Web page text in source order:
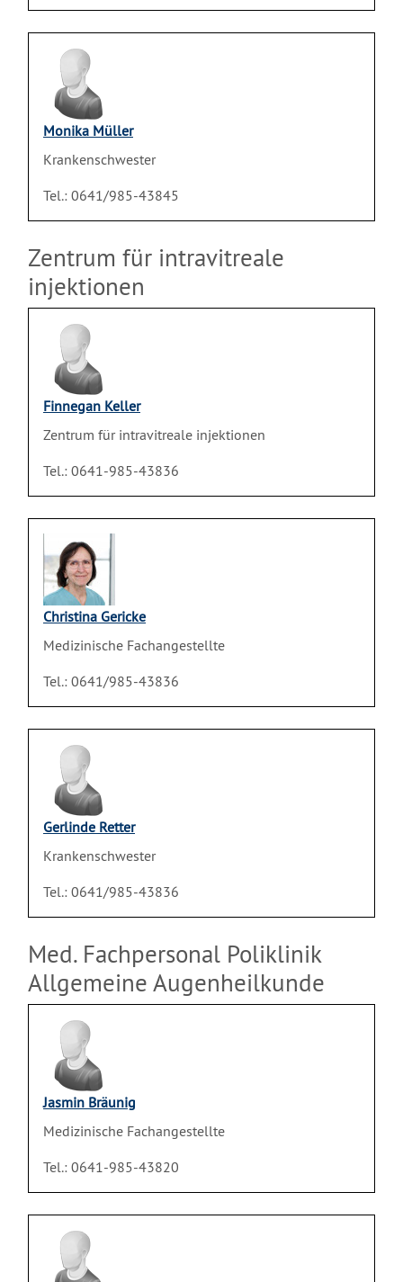
Monika Müller
Krankenschwester
Tel.: 0641/985-43845
Zentrum für intravitreale
injektionen
Finnegan Keller
Zentrum für intravitreale injektionen
Tel.: 0641-985-43836
Christina Gericke
Medizinische Fachangestellte
Tel.: 0641/985-43836
Gerlinde Retter
Krankenschwester
Tel.: 0641/985-43836
Med. Fachpersonal Poliklinik
Allgemeine Augenheilkunde
Jasmin Bräunig
Medizinische Fachangestellte
Tel.: 0641-985-43820